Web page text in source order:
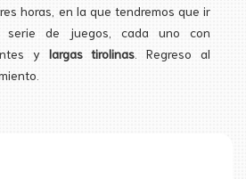
horas, en la que tendremos que ir
serie de juegos, cada uno con
ylargas tirolinas . Regreso al